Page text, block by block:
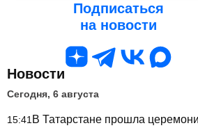
Подписаться
на новости
Новости
Сегодня, 6 августа
15:41 В Татарстане прошла